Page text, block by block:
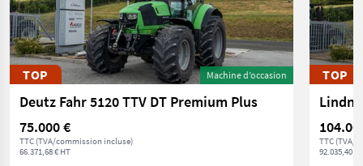
TOP Machine d’occasion
Deutz Fahr 5120 TTV DT Premium Plus
75.000 €
TTC (TVA/commission incluse)
66.371,68 € HT
TOP
TTC (TVA/
92.035,40 €